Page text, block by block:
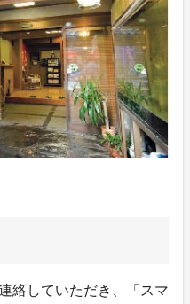
絡していただき、「スマ